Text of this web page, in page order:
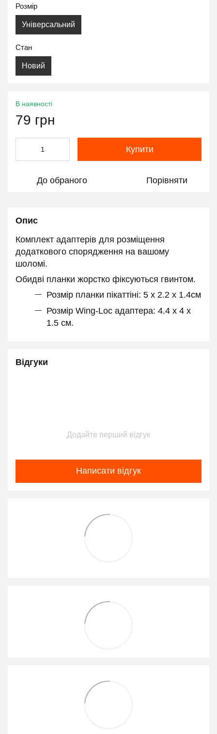
Розмір
Універсальний
Стан
Новий
В наявності
79 грн
Купити
До обраного Порівняти
Опис
Комплект адаптерів для розміщення
додаткового спорядження на вашому
шоломі.
Обидві планки жорстко фіксуються гвинтом.
Розмір планки пікаттіні: 5 x 2.2 х 1.4см
Розмір Wing-Loc адаптера: 4.4 x 4 x
1.5 см.
Відгуки
Додайте перший відгук
Написати відгук